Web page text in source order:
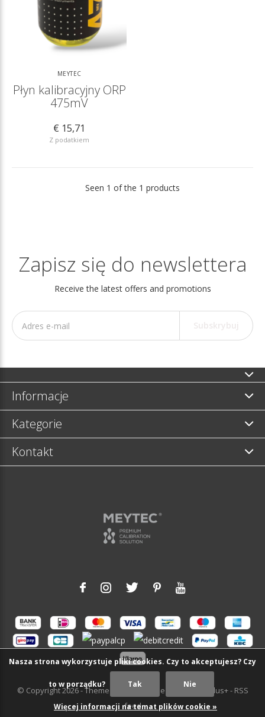
MEYTEC
Płyn kalibracyjny ORP
475mV
€ 15,71
Z podatkiem
Seen 1 of the 1 products
Zapisz się do newslettera
Receive the latest offers and promotions
Informacje
Kategorie
Kontakt
© Copyright2026- Theme RePos - Theme By DMWS Plus+- RSS
feed
Nasza strona wykorzystuje pliki cookies. Czy to akceptujesz? Czy
to w porządku? Tak Nie
Więcej informacji na temat plików cookie »